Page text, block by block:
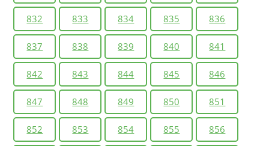
832 833 834 835 836
837 838 839 840 841
842 843 844 845 846
847 848 849 850 851
852 853 854 855 856